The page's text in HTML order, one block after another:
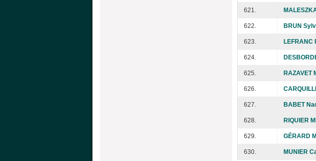
621.
622. BRUN
623. LEFRANC
624.
625. RAZAVET
626.
627. BABET
628. RIQUIER
629. GÉRARD
630. MUNIER